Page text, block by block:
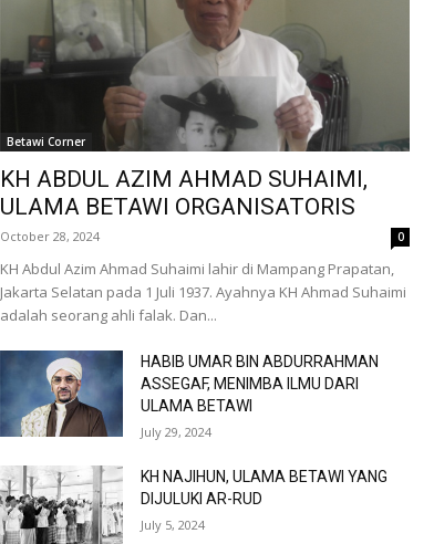
Betawi Corner
KH ABDUL AZIM AHMAD SUHAIMI,
ULAMA BETAWI ORGANISATORIS
October 28, 2024 0
KH Abdul Azim Ahmad Suhaimi lahir di Mampang Prapatan,
Jakarta Selatan pada 1 Juli 1937. Ayahnya KH Ahmad Suhaimi
adalah seorang ahli falak. Dan...
HABIB UMAR BIN ABDURRAHMAN
ASSEGAF, MENIMBA ILMU DARI
ULAMA BETAWI
July 29, 2024
KH NAJIHUN, ULAMA BETAWI YANG
DIJULUKI AR-RUD
July 5, 2024